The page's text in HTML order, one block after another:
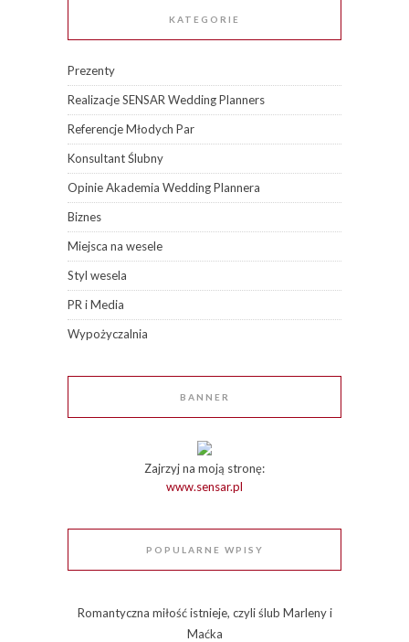
KATEGORIE
Prezenty
Realizacje SENSAR Wedding Planners
Referencje Młodych Par
Konsultant Ślubny
Opinie Akademia Wedding Plannera
Biznes
Miejsca na wesele
Styl wesela
PR i Media
Wypożyczalnia
BANNER
Zajrzyj na moją stronę:
www.sensar.pl
POPULARNE WPISY
Romantyczna miłość istnieje, czyli ślub Marleny i
Maćka